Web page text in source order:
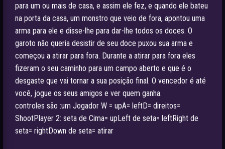
para um ou mais de casa, e assim ele fez, e quando ele bateu
na porta da casa, um monstro que veio de fora, apontou uma
arma para ele e disse-lhe para dar-lhe todos os doces. O
garoto não queria desistir de seu doce puxou sua arma e
começou a atirar para fora. Durante a atirar para fora eles
fizeram o seu caminho para um campo aberto e que é o
desgaste que vai tornar a sua posição final. O vencedor é até
você, jogue os seus amigos e ver quem ganha.
controles são :um Jogador W = upA= leftD= direitos=
ShootPlayer 2: seta de Cima= upLeft de seta= leftRight de
seta= rightDown de seta= atirar